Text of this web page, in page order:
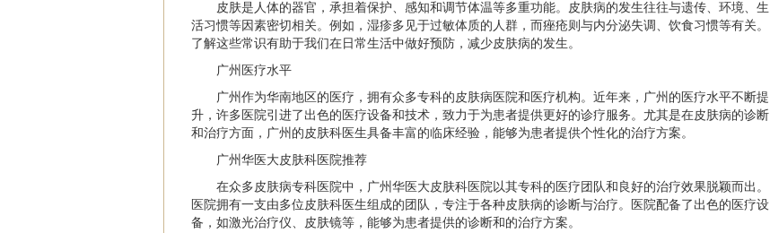
皮肤是人体的器官，承担着保护、感知和调节体温等多重功能。皮肤病的发生往往与遗传、环境、生
活习惯等因素密切相关。例如，湿疹多见于过敏体质的人群，而痤疮则与内分泌失调、饮食习惯等有关。
了解这些常识有助于我们在日常生活中做好预防，减少皮肤病的发生。
广州医疗水平
广州作为华南地区的医疗，拥有众多专科的皮肤病医院和医疗机构。近年来，广州的医疗水平不断提
升，许多医院引进了出色的医疗设备和技术，致力于为患者提供更好的诊疗服务。尤其是在皮肤病的诊断
和治疗方面，广州的皮肤科医生具备丰富的临床经验，能够为患者提供个性化的治疗方案。
广州华医大皮肤科医院推荐
在众多皮肤病专科医院中， 广州华医大皮肤科医院以其专科的医疗团队和良好的治疗效果脱颖而出。
医院拥有一支由多位皮肤科医生组成的团队，专注于各种皮肤病的诊断与治疗。医院配备了出色的医疗设
备，如激光治疗仪、皮肤镜等，能够为患者提供的诊断和的治疗方案。